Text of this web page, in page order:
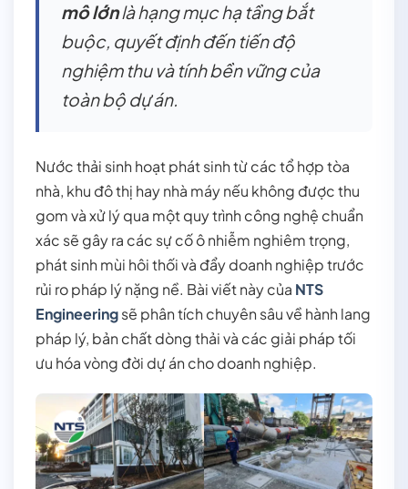
mô lớnlà hạng mục hạ tầng bắt
buộc, quyết định đến tiến độ
nghiệm thu và tính bền vững của
toàn bộ dự án.
Nước thải sinh hoạt phát sinh từ các tổ hợp tòa
nhà, khu đô thị hay nhà máy nếu không được thu
gom và xử lý qua một quy trình công nghệ chuẩn
xác sẽ gây ra các sự cố ô nhiễm nghiêm trọng,
phát sinh mùi hôi thối và đẩy doanh nghiệp trước
rủi ro pháp lý nặng nề. Bài viết này của NTS
Engineeringsẽ phân tích chuyên sâu về hành lang
pháp lý, bản chất dòng thải và các giải pháp tối
ưu hóa vòng đời dự án cho doanh nghiệp.